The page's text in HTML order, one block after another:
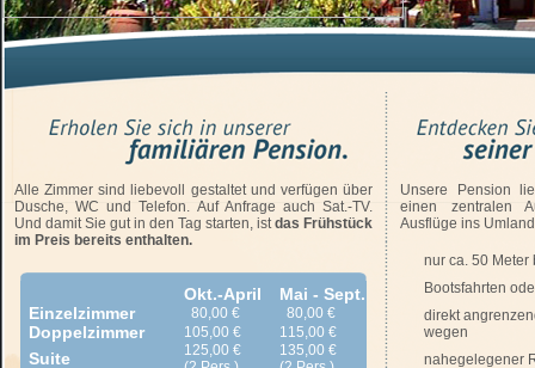
Alle Zimmer sind liebevoll gestaltet und verfügen über
Dusche, WC und Telefon. Auf Anfrage auch Sat.-TV.
Und damit Sie gut in den Tag starten, istdas Frühstück
im Preis bereits enthalten.
Okt.-April
Mai - Sept.
Einzelzimmer
80,00 € 80,00 €
Doppelzimmer 105,00 € 115,00 €
Suite
125,00 €
135,00 €
Unsere Pension
einen zentralen
Ausflüge ins
nur ca. 50 Meter
Bootsfahrten
direkt
wegen
nahegelegener